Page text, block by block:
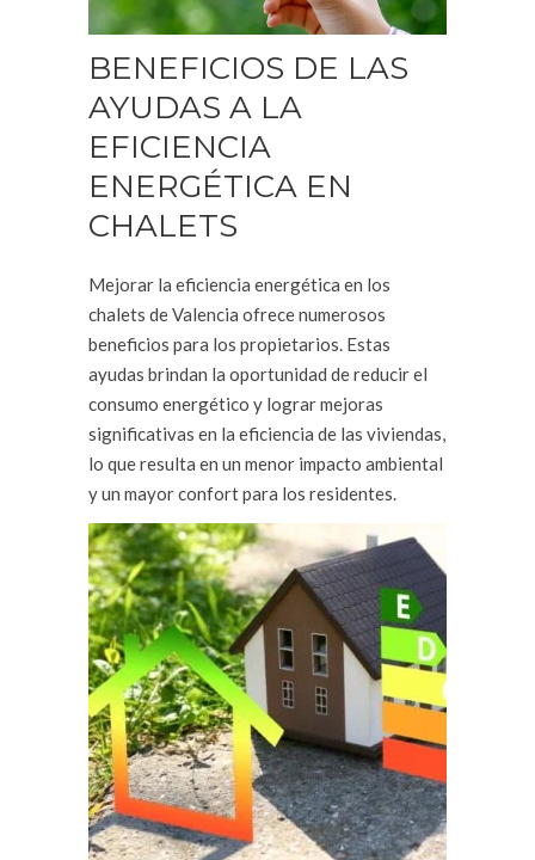
BENEFICIOS DE LAS
AYUDAS A LA
EFICIENCIA
ENERGÉTICA EN
CHALETS
Mejorar la eficiencia energética en los
chalets de Valencia ofrece numerosos
beneficios para los propietarios. Estas
ayudas brindan la oportunidad de reducir el
consumo energético y lograr mejoras
significativas en la eficiencia de las viviendas,
lo que resulta en un menor impacto ambiental
y un mayor confort para los residentes.